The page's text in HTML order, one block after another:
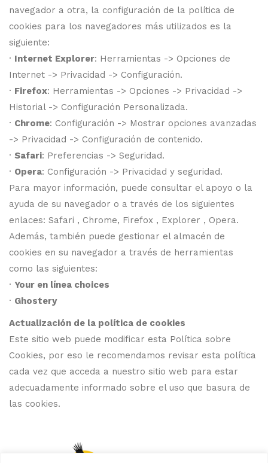
navegador a otra, la configuración de la política de
cookies para los navegadores más utilizados es la
siguiente:
· Internet Explorer: Herramientas -> Opciones de
Internet -> Privacidad -> Configuración.
· Firefox: Herramientas -> Opciones -> Privacidad ->
Historial -> Configuración Personalizada.
· Chrome: Configuración -> Mostrar opciones avanzadas
-> Privacidad -> Configuración de contenido.
· Safari: Preferencias -> Seguridad.
· Opera: Configuración -> Privacidad y seguridad.
Para mayor información, puede consultar el apoyo o la
ayuda de su navegador o a través de los siguientes
enlaces: Safari , Chrome, Firefox , Explorer , Opera.
Además, también puede gestionar el almacén de
cookies en su navegador a través de herramientas
como las siguientes:
· Your en línea choices
· Ghostery
Actualización de la política de cookies
Este sitio web puede modificar esta Política sobre
Cookies, por eso le recomendamos revisar esta política
cada vez que acceda a nuestro sitio web para estar
adecuadamente informado sobre el uso que basura de
las cookies.